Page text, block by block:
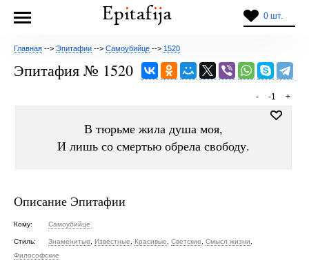
0 шт.
Главная --> Эпитафии --> Самоубийце --> 1520
Эпитафия № 1520
+
-1
-
В тюрьме жила душа моя,
И лишь со смертью обрела свободу.
Описание Эпитафии
Кому: Самоубийце
Стиль: Знаменитые Известные Красивые Светские Смысл жизни
Философские